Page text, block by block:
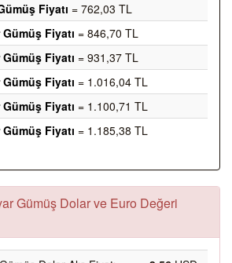
Fiyatı = 762,03 TL
Fiyatı = 846,70 TL
Fiyatı = 931,37 TL
Fiyatı = 1.016,04 TL
Fiyatı = 1.100,71 TL
Fiyatı = 1.185,38 TL
Gümüş Dolar ve Euro Değeri